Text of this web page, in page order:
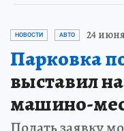
НОВОСТИ АВТО 24 июня
Парковка
выставил
машино-